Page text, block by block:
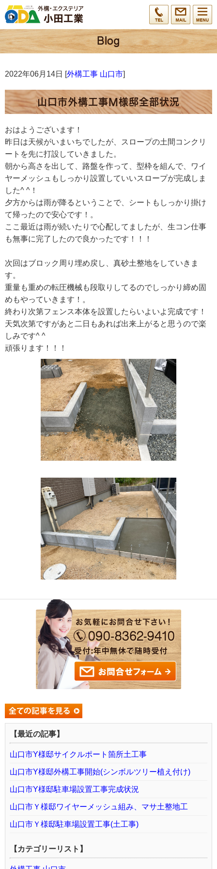
2022年06月14日 [外構工事 山口市]
山口市外構工事M様邸全部状況
おはようございます！
昨日は天候がいまいちでしたが、スロープの土間コンクリ
ートを先に打設していきました。
朝から高さを出して、路盤を作って、型枠を組んで、ワイ
ヤーメッシュもしっかり設置していいスロープが完成しま
した^ ^！
夕方からは雨が降るということで、シートもしっかり掛け
て帰ったので安心です！。
ここ最近は雨が続いたりで心配してましたが、生コン仕事
も無事に完了したので良かったです！！！
次回はブロック周り埋め戻し、真砂土整地をしていきま
す。
重量も重めの転圧機械も段取りしてるのでしっかり締め固
めもやっていきます！。
終わり次第フェンス本体を設置したらいよいよ完成です！
天気次第ですがあと二日もあれば出来上がると思うので楽
しみです^ ^
頑張ります！！！
【最近の記事】
山口市Y様邸サイクルポート箇所土工事
山口市Y様邸外構工事開始(シンボルツリー植え付け)
山口市Y様邸駐車場設置工事完成状況
山口市Ｙ様邸ワイヤーメッシュ組み、マサ土整地工
山口市Ｙ様邸駐車場設置工事(土工事)
【カテゴリーリスト】